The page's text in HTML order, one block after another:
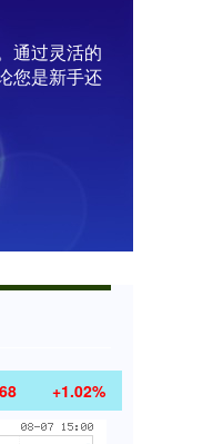
通过灵活的
您是新手还
+1.02%